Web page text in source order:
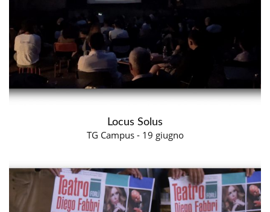
Locus Solus
TG Campus - 19 giugno